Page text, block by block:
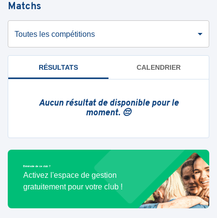
Matchs
Toutes les compétitions
RÉSULTATS CALENDRIER
Aucun résultat de disponible pour le
moment. 😔
Bénévole de ce club ?
Activez l'espace de gestion
gratuitement pour votre club !